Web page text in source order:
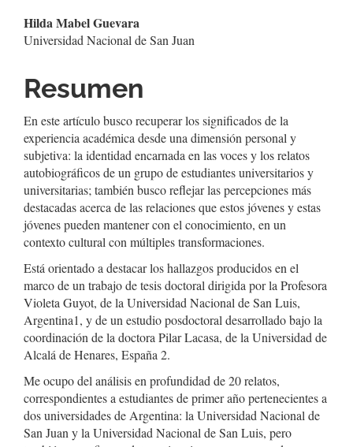
Contenido
del
artículo
Hilda Mabel Guevara
Universidad Nacional de San Juan
Resumen
En este artículo busco recuperar los significados de la
experiencia académica desde una dimensión personal y
subjetiva: la identidad encarnada en las voces y los relatos
autobiográficos de un grupo de estudiantes universitarios y
universitarias; también busco reflejar las percepciones más
destacadas acerca de las relaciones que estos jóvenes y estas
jóvenes pueden mantener con el conocimiento, en un
contexto cultural con múltiples transformaciones.
Está orientado a destacar los hallazgos producidos en el
marco de un trabajo de tesis doctoral dirigida por la Profesora
Violeta Guyot, de la Universidad Nacional de San Luis,
Argentina1, y de un estudio posdoctoral desarrollado bajo la
coordinación de la doctora Pilar Lacasa, de la Universidad de
Alcalá de Henares, España 2.
Me ocupo del análisis en profundidad de 20 relatos,
correspondientes a estudiantes de primer año pertenecientes a
dos universidades de Argentina: la Universidad Nacional de
San Juan y la Universidad Nacional de San Luis, pero